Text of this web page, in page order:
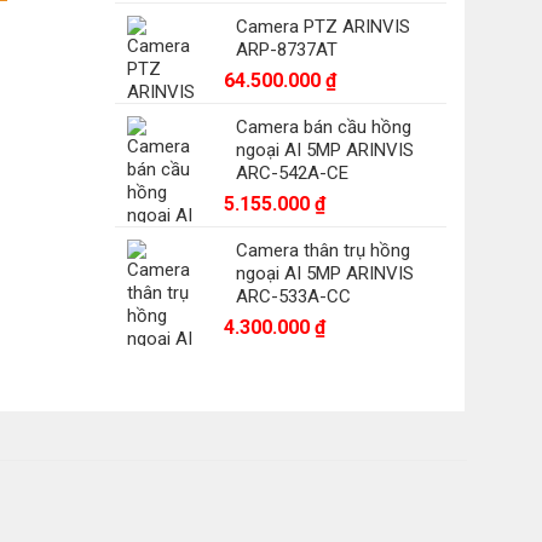
Camera PTZ ARINVIS
ARP-8737AT
64.500.000 ₫
Camera bán cầu hồng
ngoại AI 5MP ARINVIS
ARC-542A-CE
5.155.000 ₫
Camera thân trụ hồng
ngoại AI 5MP ARINVIS
ARC-533A-CC
4.300.000 ₫